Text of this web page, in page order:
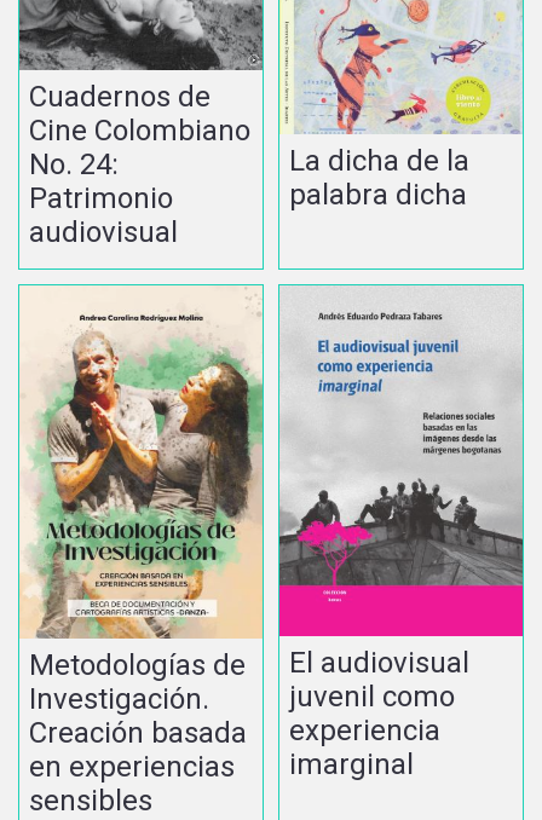
Cuadernos de
Cine Colombiano
No. 24:
Patrimonio
audiovisual
La dicha de la
palabra dicha
Metodologías de
Investigación.
Creación basada
en experiencias
sensibles
El audiovisual
juvenil como
experiencia
imarginal